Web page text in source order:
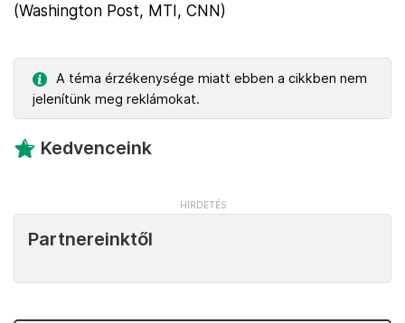
(Washington Post, MTI, CNN)
A téma érzékenysége miatt ebben a cikkben nem
jelenítünk meg reklámokat.
Kedvenceink
Partnereinktől